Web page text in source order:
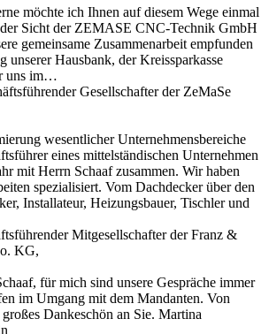
möchte ich Ihnen auf diesem Wege einmal
Sicht der ZEMASE CNC-Technik GmbH
gemeinsame Zusammenarbeit empfunden
unserer Hausbank, der Kreissparkasse
uns im…
Gesellschafter der ZeMaSe
wesentlicher Unternehmensbereiche
eines mittelständischen Unternehmen
mit Herrn Schaaf zusammen. Wir haben
spezialisiert. Vom Dachdecker über den
Installateur, Heizungsbauer, Tischler und
Mitgesellschafter der Franz &
KG,
für mich sind unsere Gespräche immer
im Umgang mit dem Mandanten. Von
Dankeschön an Sie. Martina